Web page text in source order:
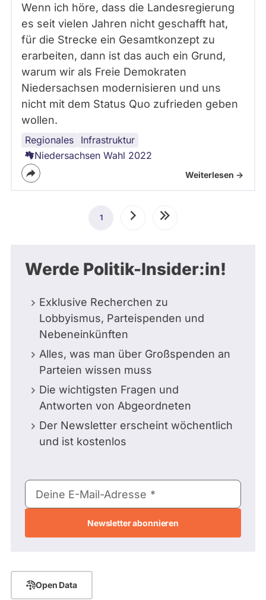
Wenn ich höre, dass die Landesregierung
es seit vielen Jahren nicht geschafft hat,
für die Strecke ein Gesamtkonzept zu
erarbeiten, dann ist das auch ein Grund,
warum wir als Freie Demokraten
Niedersachsen modernisieren und uns
nicht mit dem Status Quo zufrieden geben
wollen.
Regionales Infrastruktur
ÖPNV
Niedersachsen
Verkehrspolitik
Bahnverkehr
Niedersachsen Wahl 2022
Weiterlesen ->
Seitennummerierung
Aktuelle
1 NächsteLetzte
Werde Politik-Insider:in!
Exklusive Recherchen zu
Lobbyismus, Parteispenden und
Nebeneinkünften
Alles, was man über Großspenden an
Parteien wissen muss
Die wichtigsten Fragen und
Antworten von Abgeordneten
Der Newsletter erscheint wöchentlich
und ist kostenlos
E-
Mail-
Deine E-Mail-Adresse
Open Data